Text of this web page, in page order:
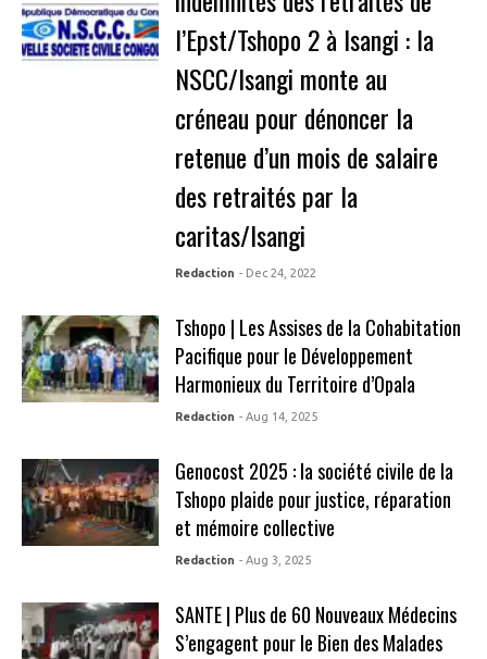
l’Epst/Tshopo 2 à Isangi : la
NSCC/Isangi monte au
créneau pour dénoncer la
retenue d’un mois de salaire
des retraités par la
caritas/Isangi
Redaction - Dec 24, 2022
Tshopo | Les Assises de la Cohabitation
Pacifique pour le Développement
Harmonieux du Territoire d’Opala
Redaction - Aug 14, 2025
Genocost 2025 : la société civile de la
Tshopo plaide pour justice, réparation
et mémoire collective
Redaction - Aug 3, 2025
SANTE | Plus de 60 Nouveaux Médecins
S’engagent pour le Bien des Malades